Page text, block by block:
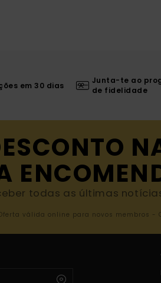
em 30 dias
Junta-te ao
de fidelidade
todas as últimas
válida online para novos membros -